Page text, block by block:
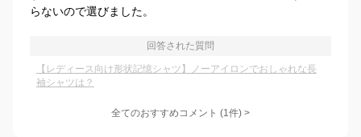
らないので選びました。
回答された質問
【レディース向け形状記憶シャツ】ノーアイロンでおしゃれな長
袖シャツは？
全てのおすすめコメント (1件) >